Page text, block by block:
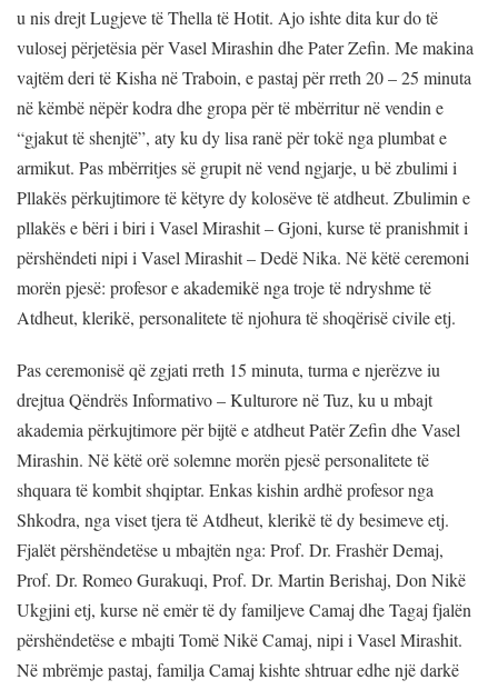
u nis drejt Lugjeve të Thella të Hotit. Ajo ishte dita kur do të
vulosej përjetësia për Vasel Mirashin dhe Pater Zefin. Me makina
vajtëm deri të Kisha në Traboin, e pastaj për rreth 20 – 25 minuta
në këmbë nëpër kodra dhe gropa për të mbërritur në vendin e
“gjakut të shenjtë”, aty ku dy lisa ranë për tokë nga plumbat e
armikut. Pas mbërritjes së grupit në vend ngjarje, u bë zbulimi i
Pllakës përkujtimore të këtyre dy kolosëve të atdheut. Zbulimin e
pllakës e bëri i biri i Vasel Mirashit – Gjoni, kurse të pranishmit i
përshëndeti nipi i Vasel Mirashit – Dedë Nika. Në këtë ceremoni
morën pjesë: profesor e akademikë nga troje të ndryshme të
Atdheut, klerikë, personalitete të njohura të shoqërisë civile etj.
Pas ceremonisë që zgjati rreth 15 minuta, turma e njerëzve iu
drejtua Qëndrës Informativo – Kulturore në Tuz, ku u mbajt
akademia përkujtimore për bijtë e atdheut Patër Zefin dhe Vasel
Mirashin. Në këtë orë solemne morën pjesë personalitete të
shquara të kombit shqiptar. Enkas kishin ardhë profesor nga
Shkodra, nga viset tjera të Atdheut, klerikë të dy besimeve etj.
Fjalët përshëndetëse u mbajtën nga: Prof. Dr. Frashër Demaj,
Prof. Dr. Romeo Gurakuqi, Prof. Dr. Martin Berishaj, Don Nikë
Ukgjini etj, kurse në emër të dy familjeve Camaj dhe Tagaj fjalën
përshëndetëse e mbajti Tomë Nikë Camaj, nipi i Vasel Mirashit.
Në mbrëmje pastaj, familja Camaj kishte shtruar edhe një darkë